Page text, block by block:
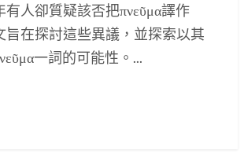
人卻質疑該否把πνεῦμα譯作
旨在探討這些異議，並探索以其
一詞的可能性。...